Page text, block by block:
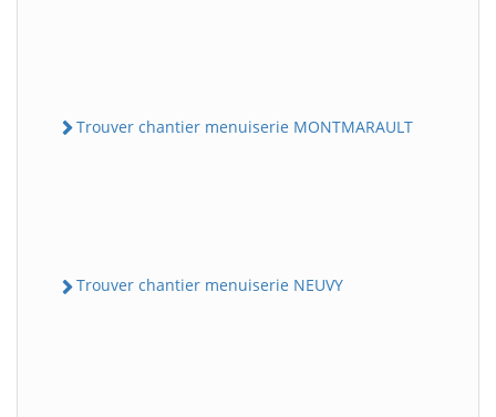
Trouver chantier menuiserie MONTMARAULT
Trouver chantier menuiserie NEUVY